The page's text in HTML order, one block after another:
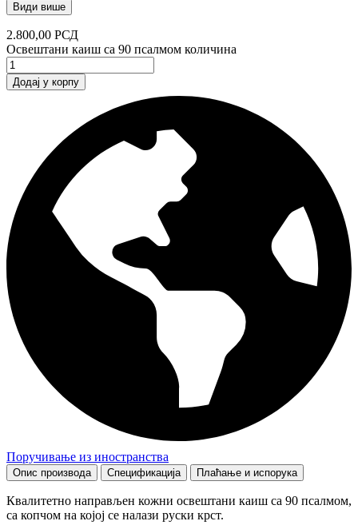
Види више
2.800,00 РСД
Освештани каиш са 90 псалмом количина
Додај у корпу
Поручивање из иностранства
Опис производа Спецификација Плаћање и испорука
Квалитетно направљен кожни освештани каиш са 90 псалмом,
са копчом на којој се налази руски крст.